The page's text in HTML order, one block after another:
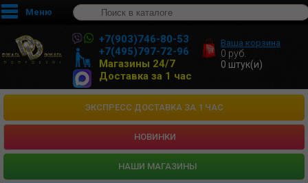
Меню
+7(903)746-80-53
+7(495)797-72-96
Магазины 24/7
Доставка за 1 час
Ваша корзина
0 руб.
0 штук(и)
ЭКСПРЕСС ДОСТАВКА ЗА 1 ЧАС
НОВИНКИ
HАШИ МАГАЗИНЫ